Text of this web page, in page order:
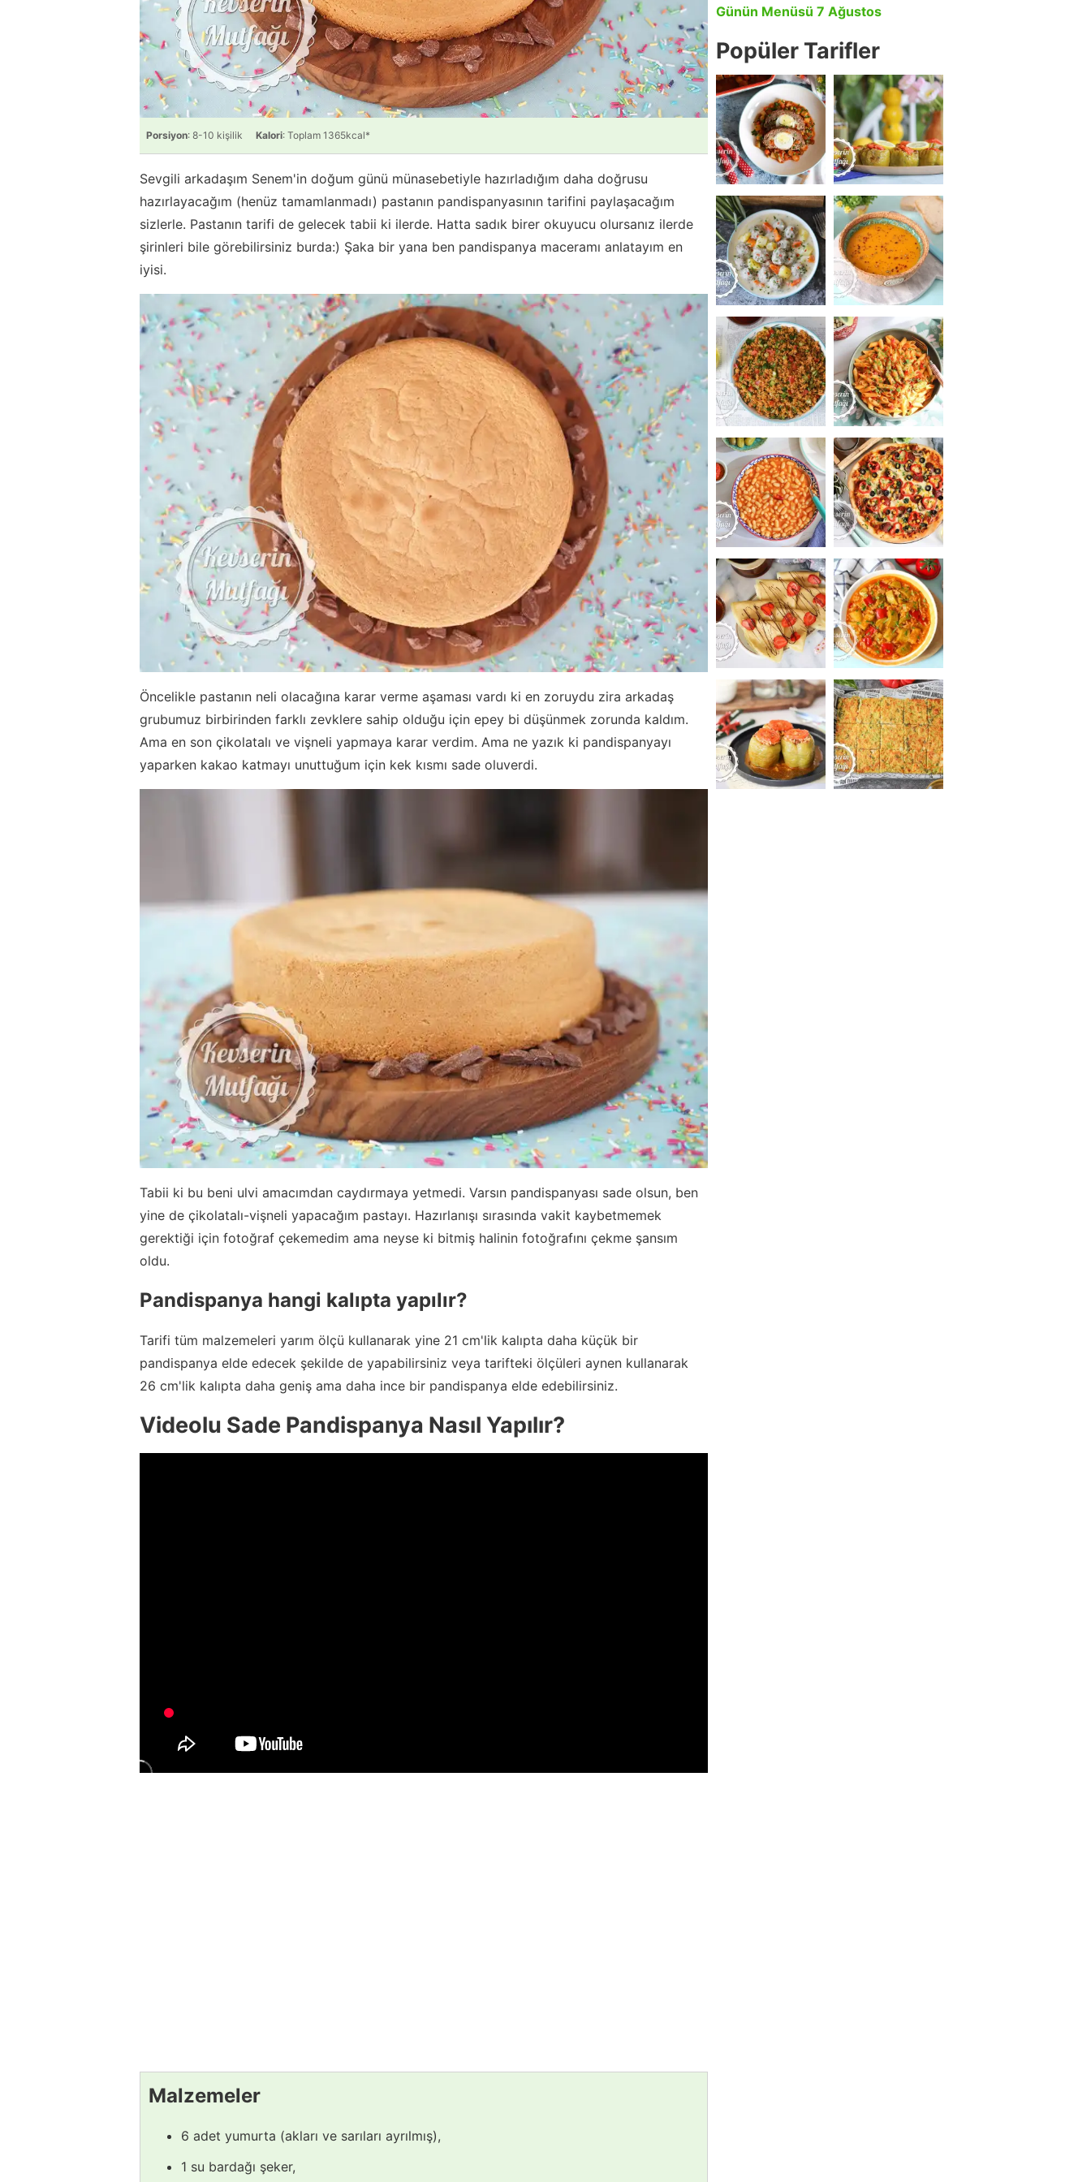
Porsiyon: 8-10 kişilik Kalori: Toplam 1365kcal*
Sevgili arkadaşım Senem'in doğum günü münasebetiyle hazırladığım daha doğrusu
hazırlayacağım (henüz tamamlanmadı) pastanın pandispanyasının tarifini paylaşacağım
sizlerle. Pastanın tarifi de gelecek tabii ki ilerde. Hatta sadık birer okuyucu olursanız ilerde
şirinleri bile görebilirsiniz burda:) Şaka bir yana ben pandispanya maceramı anlatayım en
iyisi.
Öncelikle pastanın neli olacağına karar verme aşaması vardı ki en zoruydu zira arkadaş
grubumuz birbirinden farklı zevklere sahip olduğu için epey bi düşünmek zorunda kaldım.
Ama en son çikolatalı ve vişneli yapmaya karar verdim. Ama ne yazık ki pandispanyayı
yaparken kakao katmayı unuttuğum için kek kısmı sade oluverdi.
Tabii ki bu beni ulvi amacımdan caydırmaya yetmedi. Varsın pandispanyası sade olsun, ben
yine de çikolatalı-vişneli yapacağım pastayı. Hazırlanışı sırasında vakit kaybetmemek
gerektiği için fotoğraf çekemedim ama neyse ki bitmiş halinin fotoğrafını çekme şansım
oldu.
Pandispanya hangi kalıpta yapılır?
Tarifi tüm malzemeleri yarım ölçü kullanarak yine 21 cm'lik kalıpta daha küçük bir
pandispanya elde edecek şekilde de yapabilirsiniz veya tarifteki ölçüleri aynen kullanarak
26 cm'lik kalıpta daha geniş ama daha ince bir pandispanya elde edebilirsiniz.
Videolu Sade Pandispanya Nasıl Yapılır?
Malzemeler
6 adet yumurta (akları ve sarıları ayrılmış),
1 su bardağı şeker,
Günün Menüsü 7 Ağustos
Popüler Tarifler